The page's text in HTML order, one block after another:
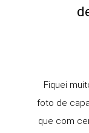
Fiquei
foto de
que com